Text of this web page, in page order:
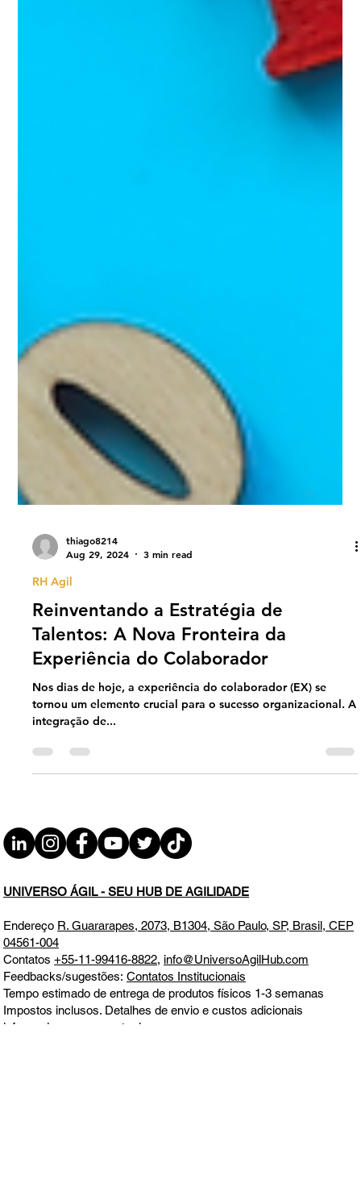
thiago8214
Aug 29, 2024
RH Agil
Reinventando a Estratégia de
Talentos: A Nova Fronteira da
Experiência do Colaborador
Nos dias de hoje, a experiência do colaborador (EX) se
integração de...
UNIVERSO ÁGIL - SEU HUB DE AGILIDADE
EndereçoR. Guararapes, 2073, B1304, São Paulo, SP, Brasil, CEP
04561-004
Contatos+55-11-99416-8822,info@UniversoAgilHub.com
Feedbacks/sugestões:Contatos Institucionais
Tempo estimado de entrega de produtos físicos 1-3 semanas